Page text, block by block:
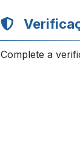
Complete a